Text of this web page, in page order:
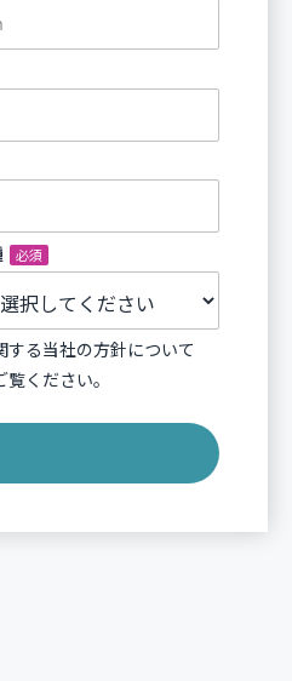
する当社の方針について
覧ください。